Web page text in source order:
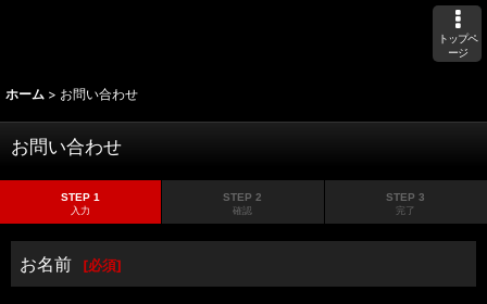
トップペ
ージ
ホーム > お問い合わせ
お問い合わせ
STEP 1
入力
STEP 2
確認
STEP 3
完了
お名前 [必須]